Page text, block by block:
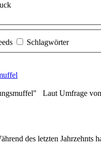
Schlagwörter
Laut Umfrage
des letzten Jahrzehnts